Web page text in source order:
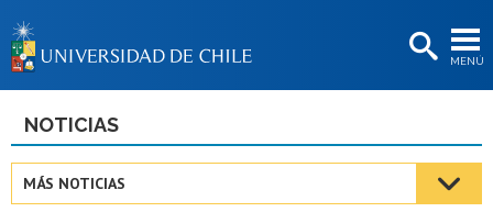
MENÚ
BIBLIOTECAS
Estudiantes
NOTICIAS
MÁS NOTICIAS